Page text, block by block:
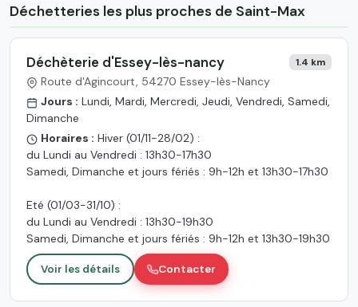
Déchetteries les plus proches de Saint-Max
Déchèterie d'Essey-lès-nancy 1.4 km
Route d'Agincourt, 54270 Essey-lès-Nancy
Jours : Lundi, Mardi, Mercredi, Jeudi, Vendredi, Samedi,
Dimanche
Horaires : Hiver (01/11-28/02) :
du Lundi au Vendredi : 13h30-17h30
Samedi, Dimanche et jours fériés : 9h-12h et 13h30-17h30
Eté (01/03-31/10) :
du Lundi au Vendredi : 13h30-19h30
Samedi, Dimanche et jours fériés : 9h-12h et 13h30-19h30
Voir les détails Contacter